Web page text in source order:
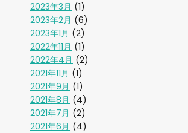
2023年3月 (1)
2023年2月 (6)
2023年1月 (2)
2022年11月 (1)
2022年4月 (2)
2021年11月 (1)
2021年9月 (1)
2021年8月 (4)
2021年7月 (2)
2021年6月 (4)